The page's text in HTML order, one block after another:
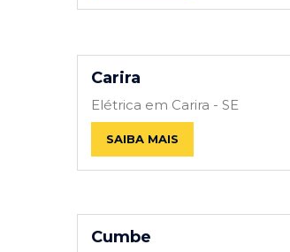
Carira
Elétrica em Carira - SE
SAIBA MAIS
Cumbe